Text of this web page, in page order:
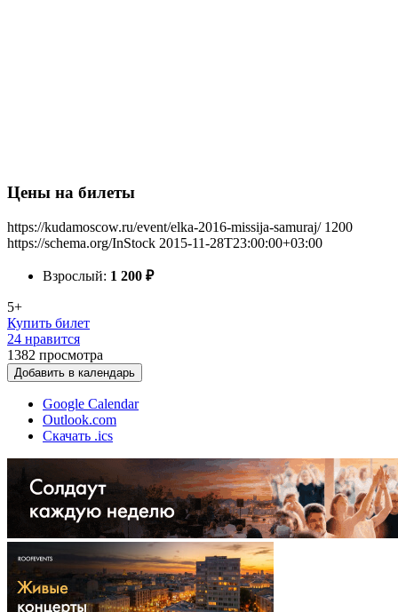
Цены на билеты
https://kudamoscow.ru/event/elka-2016-missija-samuraj/ 1200
https://schema.org/InStock 2015-11-28T23:00:00+03:00
Взрослый: 1 200 ₽
5+
Купить билет
24 нравится
1382 просмотра
Добавить в календарь
Google Calendar
Outlook.com
Скачать .ics